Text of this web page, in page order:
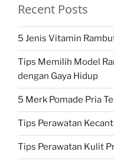
Recent Posts
5 Jenis Vitamin
Tips Memilih Model
dengan Gaya Hidup
5 Merk Pomade Pria
Tips Perawatan
Tips Perawatan Kulit